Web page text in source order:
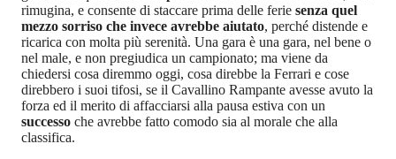
rimugina, e consente di staccare prima delle ferie senza quel
mezzo sorriso che invece avrebbe aiutato, perché distende e
ricarica con molta più serenità. Una gara è una gara, nel bene o
nel male, e non pregiudica un campionato; ma viene da
chiedersi cosa diremmo oggi, cosa direbbe la Ferrari e cose
direbbero i suoi tifosi, se il Cavallino Rampante avesse avuto la
forza ed il merito di affacciarsi alla pausa estiva con un
successo che avrebbe fatto comodo sia al morale che alla
classifica.